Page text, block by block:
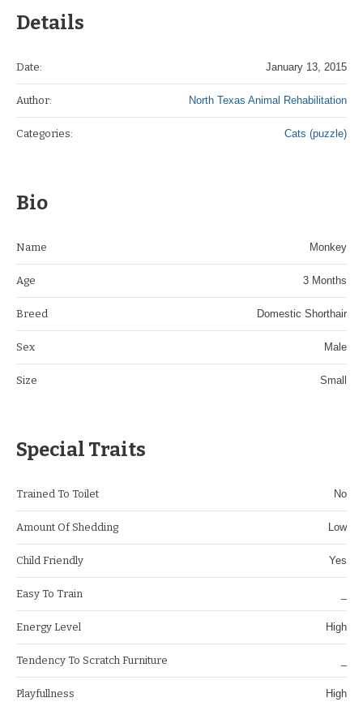
Details
Date: January 13, 2015
Author: North Texas Animal Rehabilitation
Categories: Cats (puzzle)
Bio
Name Monkey
Age 3 Months
Breed Domestic Shorthair
Sex Male
Size Small
Special Traits
Trained To Toilet No
Amount Of Shedding Low
Child Friendly Yes
Easy To Train
Energy Level High
Tendency To Scratch Furniture
Playfullness High